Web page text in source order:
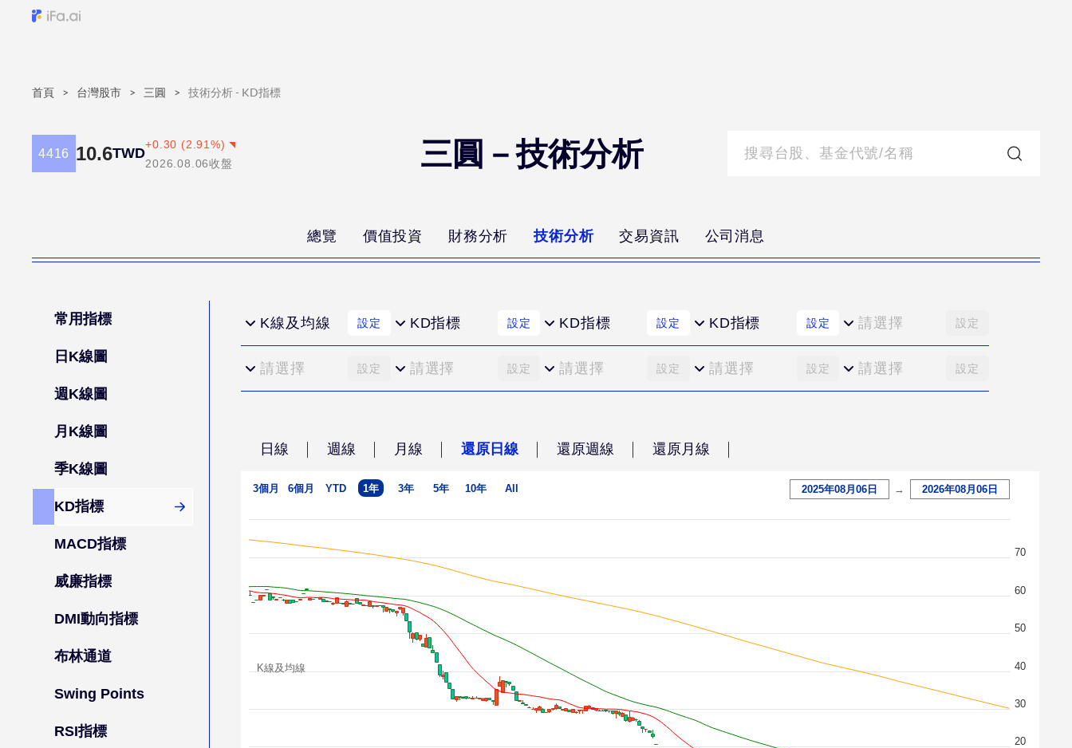
首頁 > 台灣股市 > 三圓 > 技術分析 - KD指標
4416 10.6TWD
+0.30 (2.91%)
2026.08.06收盤 三圓－技術分析
總覽 價值投資 財務分析 技術分析 交易資訊 公司消息
常用指標
日K線圖
週K線圖
月K線圖
季K線圖
KD指標
MACD指標
威廉指標
DMI動向指標
布林通道
Swing Points
RSI指標
K線及均線 設定 KD指標 設定 KD指標 設定 KD指標 設定 請選擇 設定
請選擇 設定 請選擇 設定 請選擇 設定 請選擇 設定 請選擇 設定
日線 週線 月線 還原日線 還原週線 還原月線
20
30
40
50
60
70
3個月 6個月 YTD 1年 3年 5年 10年 All 2025年08月06日 → 2026年08月06日
K線及均線